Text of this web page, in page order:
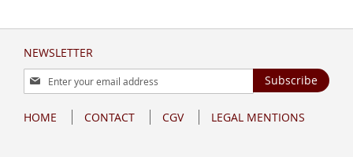
NEWSLETTER
Sign
Up
Our
Subscribe
HOME CONTACT CGV LEGAL MENTIONS